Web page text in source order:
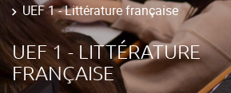
UEF 1 - Littérature française
UEF 1 - LITTÉRATURE
FRANÇAISE